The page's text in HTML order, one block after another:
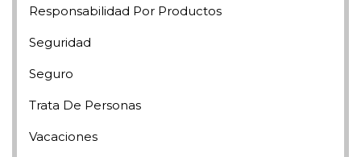
Responsabilidad Por Productos
Seguridad
Seguro
Trata De Personas
Vacaciones